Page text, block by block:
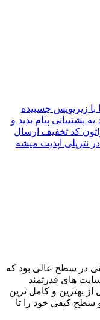
با زیرنویس چسبیده
پشتیبانی پیام بدید و
کد تخفیف ارسال
نترپلی اپدیت میشه
در سطح عالی بود که
های قدرتمند
بهترین و کامل ترین
سطح کیفی خود را تا